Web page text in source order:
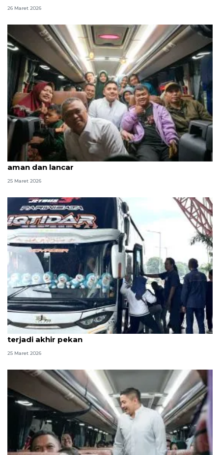
26 Maret 2026
Seskab Teddy pantau arus balik, pastikan berjalan
aman dan lancar
25 Maret 2026
Pengelola: Puncak arus balik Terminal Pulo Gebang
terjadi akhir pekan
25 Maret 2026